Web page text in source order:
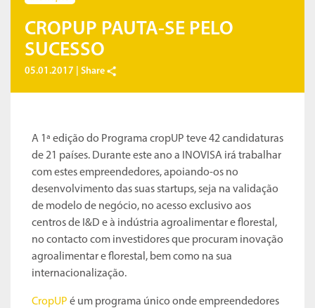
CROPUP PAUTA-SE PELO
SUCESSO
05.01.2017 | Share
A 1ª edição do Programa cropUP teve 42 candidaturas
de 21 países. Durante este ano a INOVISA irá trabalhar
com estes empreendedores, apoiando-os no
desenvolvimento das suas startups, seja na validação
de modelo de negócio, no acesso exclusivo aos
centros de I&D e à indústria agroalimentar e florestal,
no contacto com investidores que procuram inovação
agroalimentar e florestal, bem como na sua
internacionalização.
CropUP é um programa único onde empreendedores